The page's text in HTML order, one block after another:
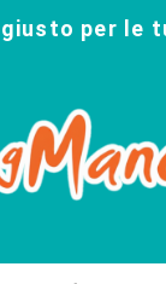
per le